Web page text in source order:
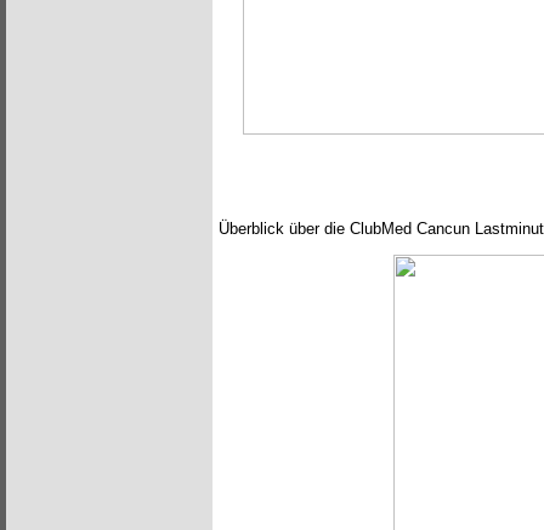
Überblick über die ClubMed Cancun